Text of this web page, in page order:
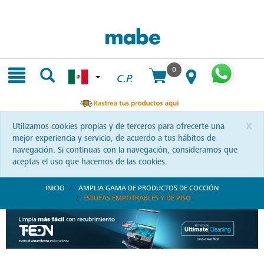
C.P.
0
x
Utilizamos cookies propias y de terceros para ofrecerte una
mejor experiencia y servicio, de acuerdo a tus hábitos de
navegación. Si continuas con la navegación, consideramos que
aceptas el uso que hacemos de las cookies.
INICIO
AMPLIA GAMA DE PRODUCTOS DE COCCIÓN
ESTUFAS EMPOTRABLES Y DE PISO